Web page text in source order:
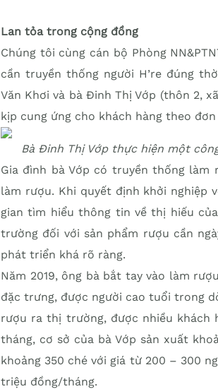
Lan tỏa trong cộng đồng
Chúng tôi cùng cán bộ Phòng
cần truyền thống người H’re đúng
Văn Khơi và bà Đinh Thị Vớp (thôn 2,
kịp cung ứng cho khách hàng theo
Bà Đinh Thị Vớp thực hiện một
Gia đình bà Vớp có truyền thống làm
làm rượu. Khi quyết định khởi nghiệp
gian tìm hiểu thông tin về thị hiếu
trường đối với sản phẩm rượu cần
phát triển khá rõ ràng.
Năm 2019, ông bà bắt tay vào làm
đặc trưng, được người cao tuổi trong
rượu ra thị trường, được nhiều khách
tháng, cơ sở của bà Vớp sản xuất
khoảng 350 ché với giá từ 200 – 300
triệu đồng/tháng.